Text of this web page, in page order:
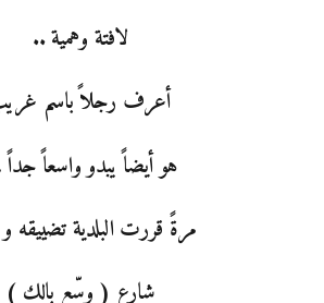
لافتة وهمية ..
أعرف رجلاً باسم
هو أيضاً يبدو واسعاً
مرةً قررت البلدية تضييقه
شارع ( وسّع بالك )